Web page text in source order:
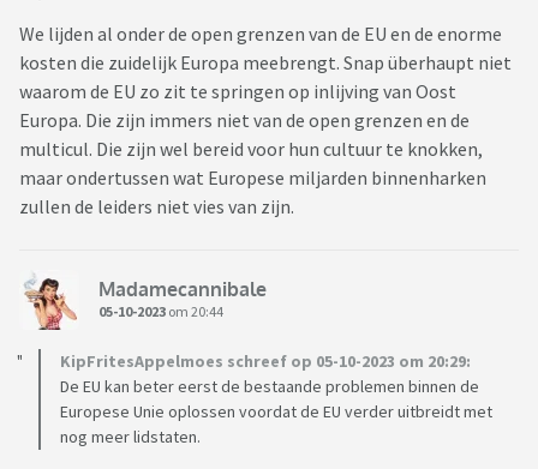
We lijden al onder de open grenzen van de EU en de enorme
kosten die zuidelijk Europa meebrengt. Snap überhaupt niet
waarom de EU zo zit te springen op inlijving van Oost
Europa. Die zijn immers niet van de open grenzen en de
multicul. Die zijn wel bereid voor hun cultuur te knokken,
maar ondertussen wat Europese miljarden binnenharken
zullen de leiders niet vies van zijn.
Madamecannibale
05-10-2023 om 20:44
KipFritesAppelmoes schreef op 05-10-2023 om 20:29:
De EU kan beter eerst de bestaande problemen binnen de
Europese Unie oplossen voordat de EU verder uitbreidt met
nog meer lidstaten.